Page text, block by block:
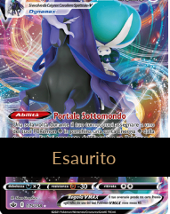
Esaurito